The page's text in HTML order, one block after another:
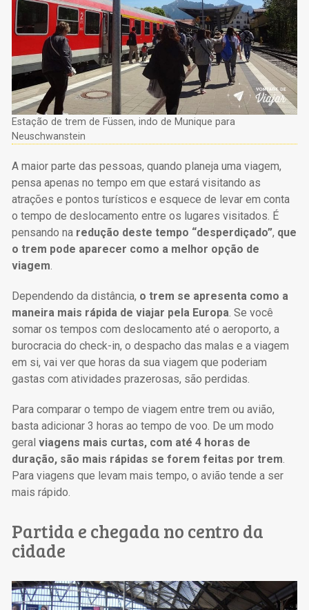
Estação de trem de Füssen, indo de Munique para
Neuschwanstein
A maior parte das pessoas, quando planeja uma viagem,
pensa apenas no tempo em que estará visitando as
atrações e pontos turísticos e esquece de levar em conta
o tempo de deslocamento entre os lugares visitados. É
pensando na redução deste tempo “desperdiçado”, que
o trem pode aparecer como a melhor opção de
viagem.
Dependendo da distância, o trem se apresenta como a
maneira mais rápida de viajar pela Europa. Se você
somar os tempos com deslocamento até o aeroporto, a
burocracia do check-in, o despacho das malas e a viagem
em si, vai ver que horas da sua viagem que poderiam
gastas com atividades prazerosas, são perdidas.
Para comparar o tempo de viagem entre trem ou avião,
basta adicionar 3 horas ao tempo de voo. De um modo
geral viagens mais curtas, com até 4 horas de
duração, são mais rápidas se forem feitas por trem.
Para viagens que levam mais tempo, o avião tende a ser
mais rápido.
Partida e chegada no centro da
cidade